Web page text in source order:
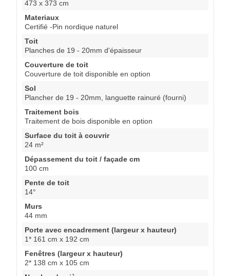
473 x 373 cm
Materiaux
Certifié -Pin nordique naturel
Toit
Planches de 19 - 20mm d'épaisseur
Couverture de toit
Couverture de toit disponible en option
Sol
Plancher de 19 - 20mm, languette rainuré (fourni)
Traitement bois
Traitement de bois disponible en option
Surface du toit à couvrir
24 m²
Dépassement du toit / façade cm
100 cm
Pente de toit
14°
Murs
44 mm
Porte avec encadrement (largeur x hauteur)
1* 161 cm x 192 cm
Fenêtres (largeur x hauteur)
2* 138 cm x 105 cm